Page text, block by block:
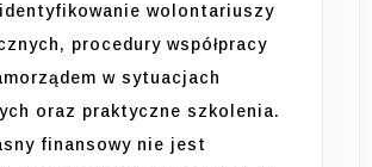
wolontariuszy
procedury współpracy
w sytuacjach
oraz praktyczne szkolenia.
finansowy nie jest